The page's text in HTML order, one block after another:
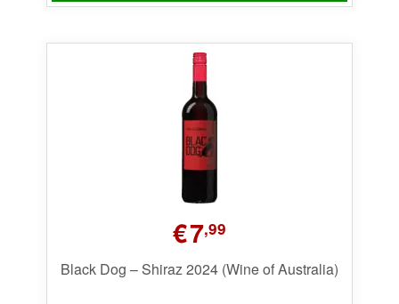
€7,99
Black Dog – Shiraz 2024 (Wine of Australia)